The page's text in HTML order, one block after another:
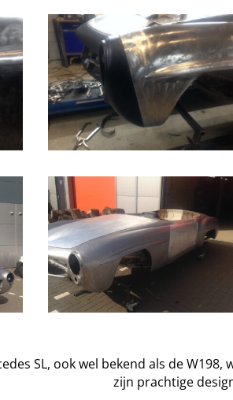
SL, ook wel bekend als de
zijn prachtige